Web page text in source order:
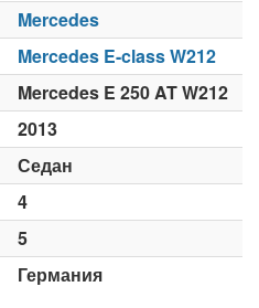
Mercedes
Mercedes E-class W212
Mercedes E 250 AT W212
2013
Седан
4
5
Германия